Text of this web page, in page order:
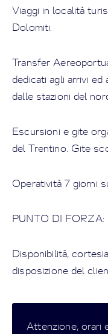
Viaggi in località
Dolomiti.
Transfer
dedicati agli arrivi ed
dalle stazioni del
Escursioni e gite
del Trentino. Gite
Operatività 7 giorni
PUNTO DI FORZA:
Disponibilità,
disposizione del
Attenzione, orari